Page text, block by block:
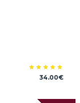
Note
5.00
34.00€